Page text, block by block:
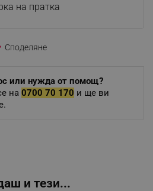
на пратка
Споделяне
или нужда от помощ?
на 0700 70 170 и ще ви
и тези...